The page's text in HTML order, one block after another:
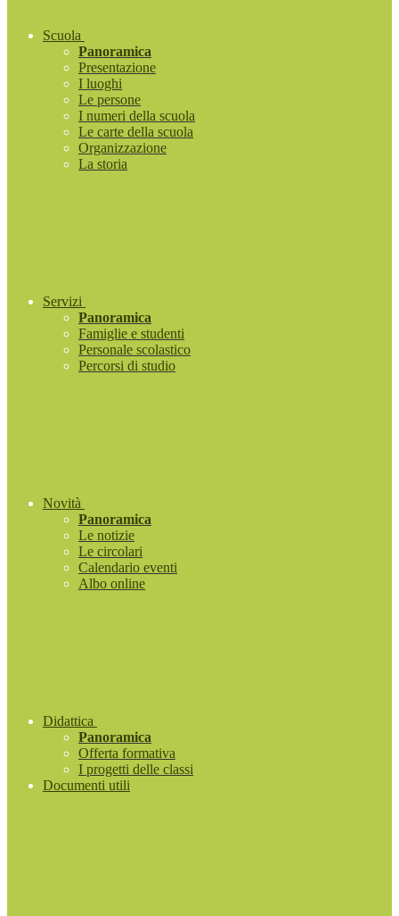
Scuola
Panoramica
Presentazione
I luoghi
Le persone
I numeri della scuola
Le carte della scuola
Organizzazione
La storia
Servizi
Panoramica
Famiglie e studenti
Personale scolastico
Percorsi di studio
Novità
Panoramica
Le notizie
Le circolari
Calendario eventi
Albo online
Didattica
Panoramica
Offerta formativa
I progetti delle classi
Documenti utili